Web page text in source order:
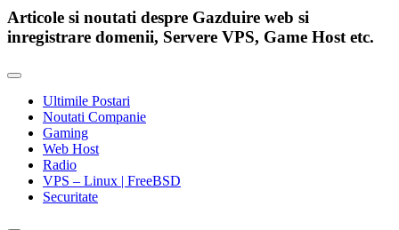
Articole si noutati despre Gazduire web si
inregistrare domenii, Servere VPS, Game Host etc.
Ultimile Postari
Noutati Companie
Gaming
Web Host
Radio
VPS – Linux | FreeBSD
Securitate